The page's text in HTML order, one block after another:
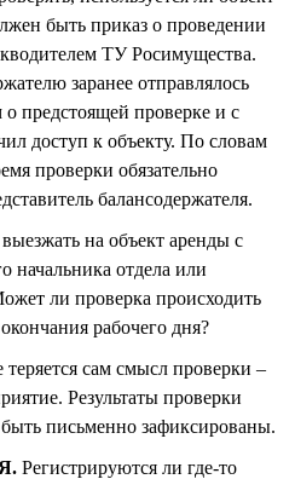
быть приказ о проведении
ТУ Росимущества.
заранее отправлялось
предстоящей проверке и с
доступ к объекту. По словам
проверки обязательно
балансодержателя.
на объект аренды с
начальника отдела или
ли проверка происходить
рабочего дня?
сам смысл проверки –
Результаты проверки
письменно зафиксированы.
Регистрируются ли где-то